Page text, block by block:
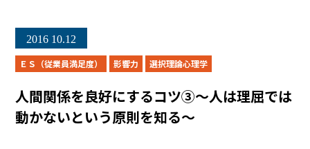
2016 10.12
ＥＳ（従業員満足度） 影響力 選択理論心理学
人間関係を良好にするコツ③～人は理屈では
動かないという原則を知る～